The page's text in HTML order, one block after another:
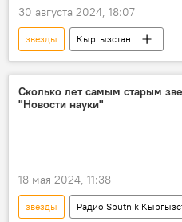
30 августа 2024, 18:07
звезды
Кыргызстан
День независимости
Русский дом в Бишкеке
Сколько лет самым старым
"Новости науки"
18 мая 2024, 11:38
звезды
Радио Sputnik